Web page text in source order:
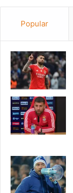
Popular